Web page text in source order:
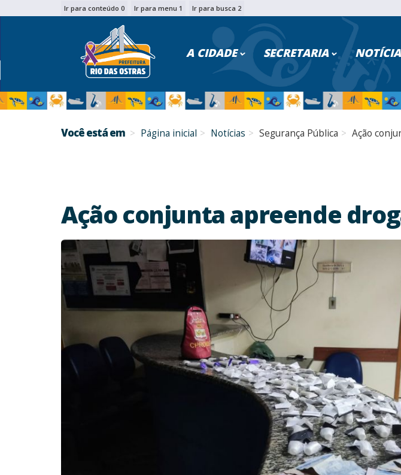
Ir para conteúdo 0 Ir para menu 1 Ir para busca 2
A CIDADE
Poder
Cidadão
Serviços
História
Dados
Leis e
Símbolos
Mapas
SECRETARIA
PESQUISAR NO PORTAL
Você está em Página inicial Notícias Segurança Pública Ação
Ação conjunta apreende